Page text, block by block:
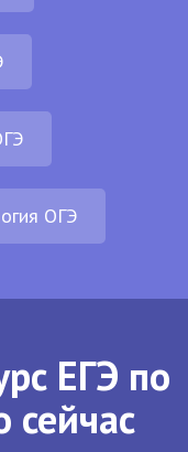
ОГЭ
ЕГЭ по
сейчас